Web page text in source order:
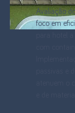
Avaliação
foco em